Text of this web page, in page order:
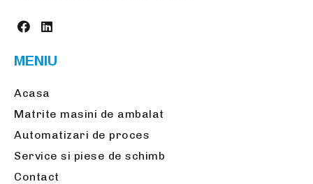
MENIU
Acasa
Matrite masini de ambalat
Automatizari de proces
Service si piese de schimb
Contact